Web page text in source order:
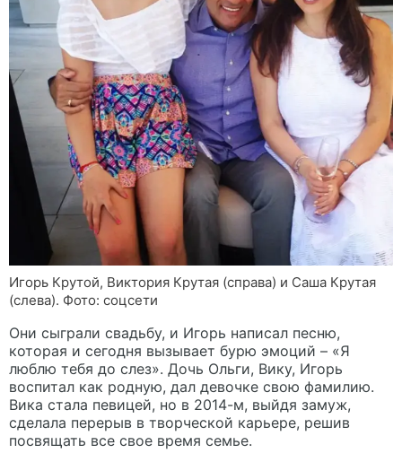
Игорь Крутой, Виктория Крутая (справа) и Саша Крутая
(слева). Фото: соцсети
Они сыграли свадьбу, и Игорь написал песню,
которая и сегодня вызывает бурю эмоций – «Я
люблю тебя до слез». Дочь Ольги, Вику, Игорь
воспитал как родную, дал девочке свою фамилию.
Вика стала певицей, но в 2014-м, выйдя замуж,
сделала перерыв в творческой карьере, решив
посвящать все свое время семье.